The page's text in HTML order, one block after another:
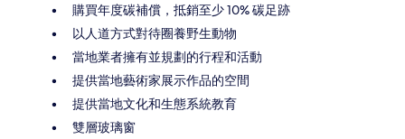
購買年度碳補償，抵銷至少 10% 碳足跡
以人道方式對待圈養野生動物
當地業者擁有並規劃的行程和活動
提供當地藝術家展示作品的空間
提供當地文化和生態系統教育
雙層玻璃窗